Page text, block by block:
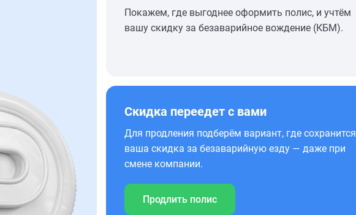
Покажем, где выгоднее оформить полис, и учтём
вашу скидку за безаварийное вождение (КБМ).
Скидка переедет с вами
Для продления подберём вариант, где сохранится
ваша скидка за безаварийную езду — даже при
смене компании.
Продлить полис